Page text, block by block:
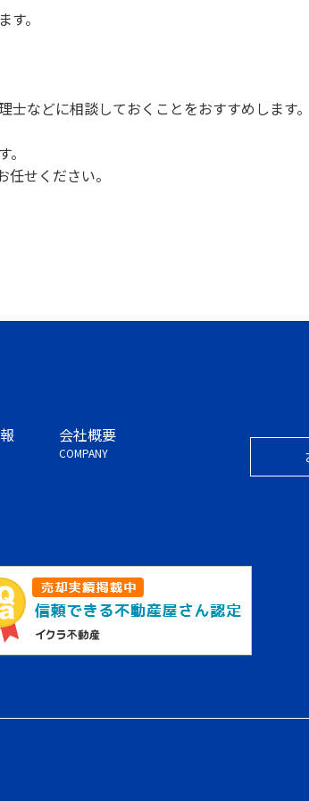
。
士などに相談しておくことをおすすめします
せください。
会社概要
COMPANY